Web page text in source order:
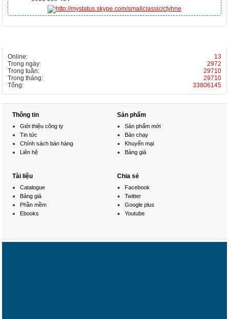
Online:
13
Trong ngày:
2972
Trong tuần:
29710
Trong tháng:
29710
Tổng:
33806145
Thông tin
Giới thiệu công ty
Tin tức
Chính sách bán hàng
Liên hệ
Sản phẩm
Sản phẩm mới
Bán chạy
Khuyến mại
Bảng giá
Tài liệu
Catalogue
Bảng giá
Phần mềm
Ebooks
Chia sẻ
Facebook
Twitter
Google plus
Youtube